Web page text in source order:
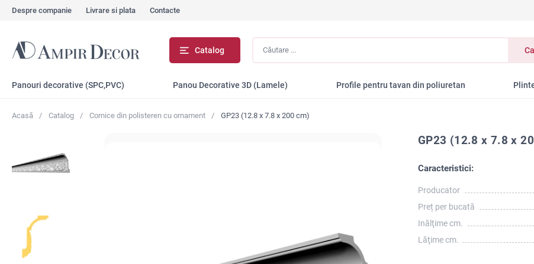
Despre companie Livrare si plata Contacte
Catalog
Panouri decorative (SPC,PVC) Panou Decorative 3D (Lamele) Profile pentru tavan din poliuretan
Acasă Catalog Сornice din polisteren cu ornament GP23 (12.8 x 7.8 x 200 cm)
GP23 (12.8 x 7.8 x
Caracteristici:
Producator
Preț per bucată
Inălţime cm.
Lăţime cm.